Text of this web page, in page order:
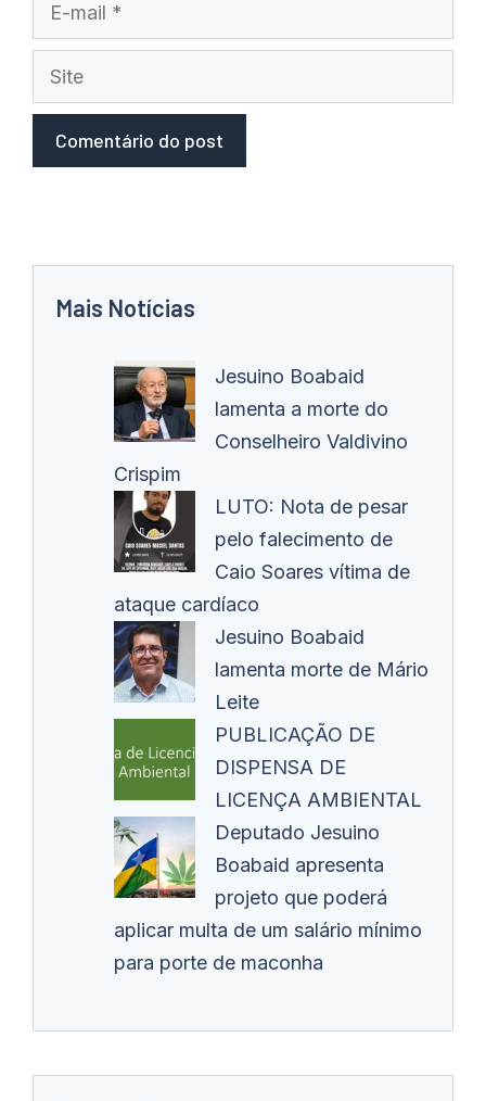
mail
Site
Mais Notícias
Jesuino Boabaid
lamenta a morte do
Conselheiro Valdivino
Crispim
LUTO: Nota de pesar
pelo falecimento de
Caio Soares vítima de
ataque cardíaco
Jesuino Boabaid
lamenta morte de Mário
Leite
PUBLICAÇÃO DE
DISPENSA DE
LICENÇA AMBIENTAL
Deputado Jesuino
Boabaid apresenta
projeto que poderá
aplicar multa de um salário mínimo
para porte de maconha